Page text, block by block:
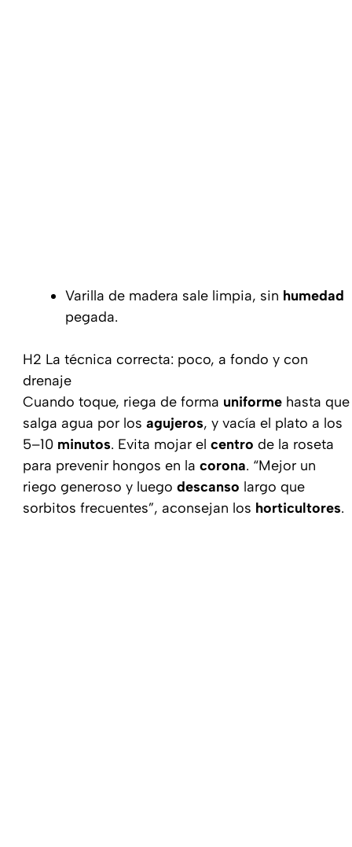
Varilla de madera sale limpia, sin humedad
pegada.
H2 La técnica correcta: poco, a fondo y con
drenaje
Cuando toque, riega de forma uniforme hasta que
salga agua por los agujeros, y vacía el plato a los
5–10 minutos. Evita mojar el centro de la roseta
para prevenir hongos en la corona. “Mejor un
riego generoso y luego descanso largo que
sorbitos frecuentes”, aconsejan los horticultores.